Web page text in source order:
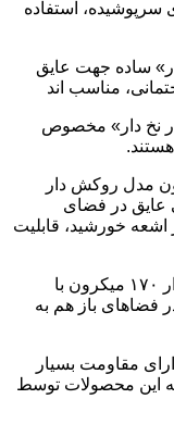
سرپوشیده، استفاده
ساده جهت عایق
مناسب اند
نخ دار» مخصوص
روکش دار ۱۳۰ میکرون مدل روکش دار
عایق در فضای
خورشید، قابلیت
عایق های الاستومری روکش دار مسلح نخ دار ۱۷۰ میکرون با
فضاهای باز هم به
۲۳۰ میکرون، دارای مقاومت بسیار
این محصولات توسط